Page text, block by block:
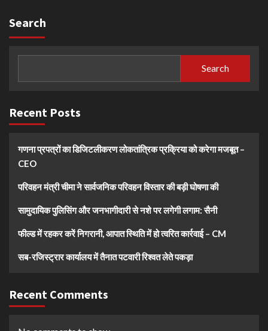
Search
Search
Recent Posts
गणना प्रपत्रों का डिजिटलीकरण लोकतांत्रिक प्रक्रिया को करेगा मजबूत –
CEO
परिवहन मंत्री चीमा ने सार्वजनिक परिवहन विस्तार की बड़ी घोषणा की
सामुदायिक पुलिसिंग और जनभागीदारी से नशे पर लगेगी लगाम: सैनी
फील्ड में रहकर करें निगरानी, आपात स्थिति में हो त्वरित कार्रवाई – CM
सब-रजिस्ट्रार कार्यालय में तैनात पटवारी रिश्वत लेते पकड़ा
Recent Comments